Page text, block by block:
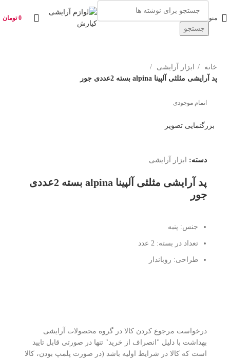
منو
جستجو
0 تومان
خانه
ابزار آرایشی
پد آرایشی مثلثی آلپینا alpina بسته 2عددی جور
اتمام موجودی
بزرگنمایی تصویر
دسته: ابزار آرایشی
پد آرایشی مثلثی آلپینا alpina بسته 2عددی
جور
جنس: پنبه
تعداد در بسته: 2 عدد
طراحی: روباندار
درخواست مرجوع کردن کالا در گروه محصولات آرایشی
بهداشت با دلیل "انصراف از خرید" تنها در صورتی قابل تایید
است که کالا در شرایط اولیه باشد (در صورت پلمپ بودن، کالا